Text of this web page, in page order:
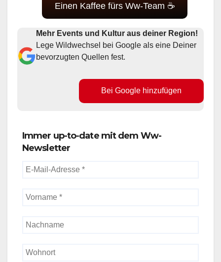
Einen Kaffee fürs Ww-Team ☕
Mehr Events und Kultur aus deiner Region!
Lege Wildwechsel bei Google als eine Deiner
bevorzugten Quellen fest.
Bei Google hinzufügen
Immer up-to-date mit dem Ww-
Newsletter